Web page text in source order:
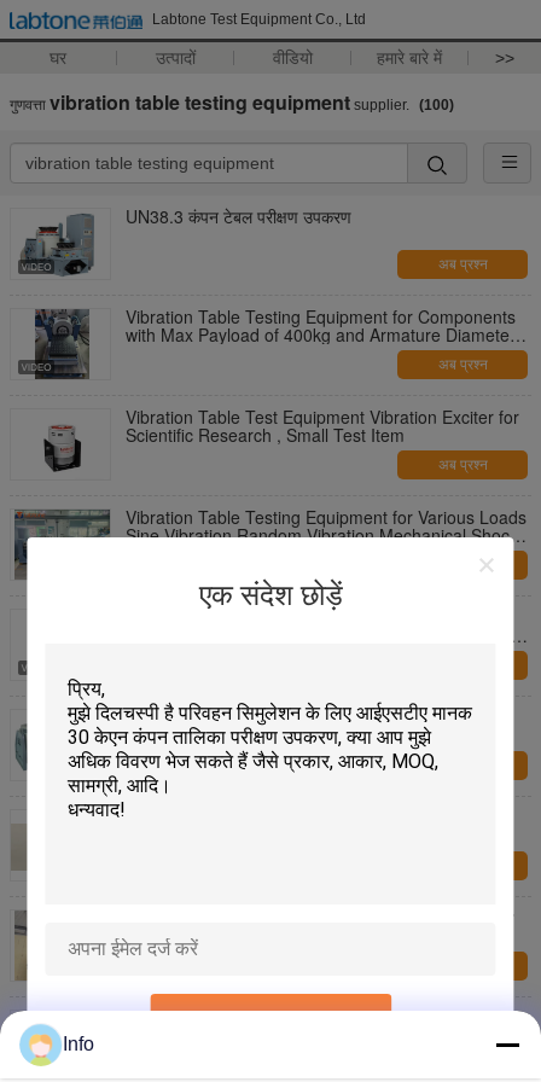
Labtone Test Equipment Co., Ltd
घर उत्पादों वीडियो हमारे बारे में >>
एक संदेश छोड़ें
प्रस्तुत
गुणवत्ता vibration table testing equipment supplier. (100)
UN38.3 कंपन टेबल परीक्षण उपकरण
अब प्रश्न
Vibration Table Testing Equipment for Components
with Max Payload of 400kg and Armature Diameter
अब प्रश्न
Vibration Table Test Equipment Vibration Exciter for
Scientific Research , Small Test Item
अब प्रश्न
Vibration Table Testing Equipment for Various Loads
Sine Vibration Random Vibration Mechanical Shock
अब प्रश्न
Vibration Table Testing Equipment with Strong
Suspension and Linear Motion Guiding for Accurate
Lightweight Vibration Table Testing Equipment for
University and Laboratory
अब प्रश्न
उपकरण
Slip Table Head Expander Compatible Vibration
Info